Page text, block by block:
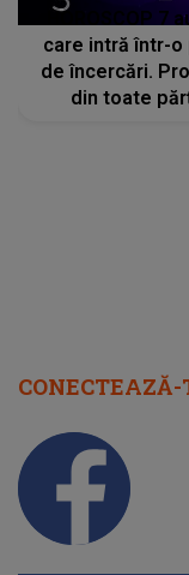
HOROSCOP 7
care intră într-o
de încercări.
din toate
CONECTEAZĂ-